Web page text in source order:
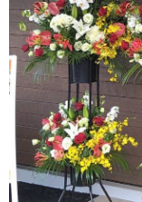
と
」
を
紹
介
す
る
メ
ィ